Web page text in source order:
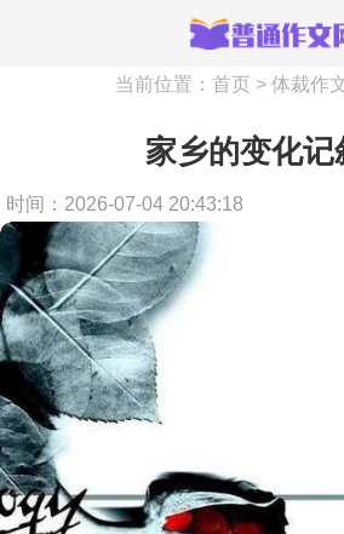
当前位置： 首页 > 体裁作
家乡的变化记
时间：2026-07-04 20:43:18